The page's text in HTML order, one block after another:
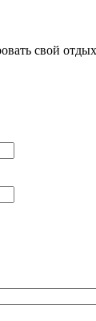
свой отдых